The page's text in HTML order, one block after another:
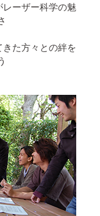
レーザー科学の魅
きた方々との絆を